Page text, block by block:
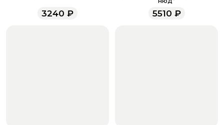
помещены в корзину, правильно ли отмечено их
3240 ₽ 5510 ₽